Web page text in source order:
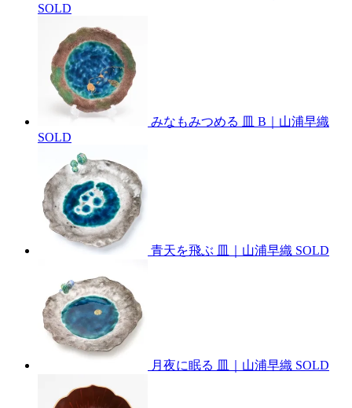
SOLD
みなもみつめる 皿 B｜山浦早織
SOLD
青天を飛ぶ 皿｜山浦早織 SOLD
月夜に眠る 皿｜山浦早織 SOLD